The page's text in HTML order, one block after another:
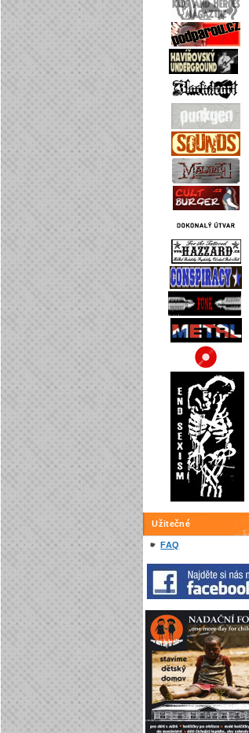
Užitečné
FAQ